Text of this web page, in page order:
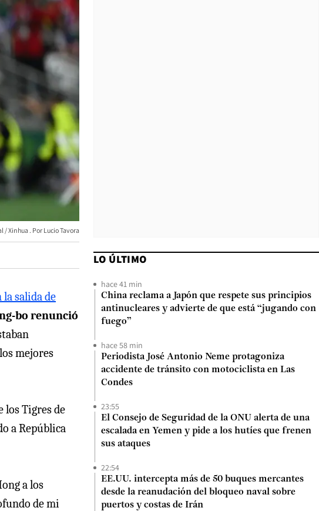
/ Xinhua Lucio Tavora
la salida de
bo renunció
mejores
los Tigres de
a República
a los
de mi
LO ÚLTIMO
hace 41 min
China reclama a Japón que respete sus principios
antinucleares y advierte de que está “jugando con
fuego”
hace 58 min
Periodista José Antonio Neme protagoniza
accidente de tránsito con motociclista en Las
Condes
23:55
El Consejo de Seguridad de la ONU alerta de una
escalada en Yemen y pide a los hutíes que frenen
sus ataques
22:54
EE.UU. intercepta más de 50 buques mercantes
desde la reanudación del bloqueo naval sobre
puertos y costas de Irán